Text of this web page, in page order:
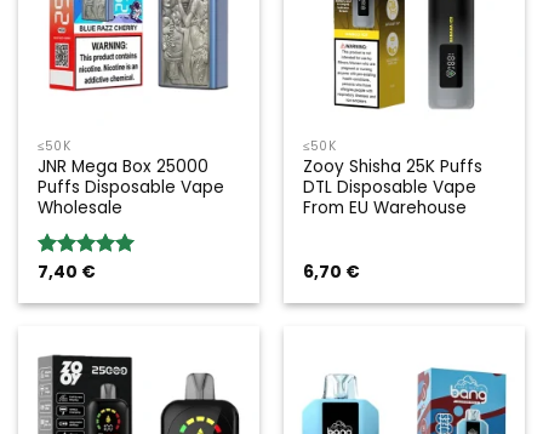
≤50K
JNR Mega Box 25000
Puffs Disposable Vape
Wholesale
Rated5.00
7,40 €
≤50K
Zooy Shisha 25K Puffs
DTL Disposable Vape
From EU Warehouse
6,70 €